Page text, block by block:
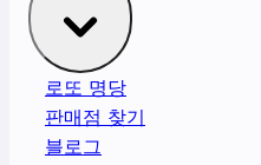
로또 명당
판매점 찾기
블로그